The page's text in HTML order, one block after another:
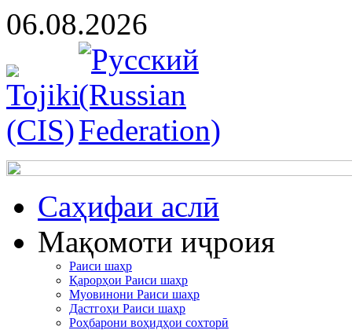
06.08.2026
Cаҳифаи аслӣ
Мақомоти иҷроия
Раиси шаҳр
Қарорҳои Раиси шаҳр
Муовинони Раиси шаҳр
Дастгоҳи Раиси шаҳр
Роҳбарони воҳидҳои сохторӣ